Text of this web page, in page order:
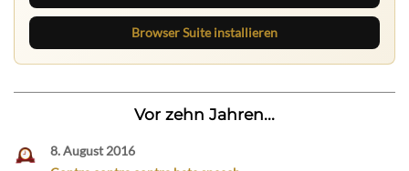
Browser Suite installieren
Vor zehn Jahren...
8. August 2016